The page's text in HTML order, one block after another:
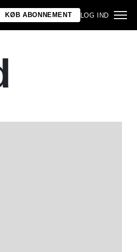
KØB ABONNEMENT LOG IND